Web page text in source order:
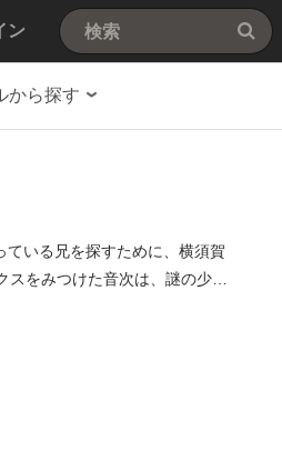
ン
から探す
ている兄を探すために、横須賀
スをみつけた音次は、謎の少